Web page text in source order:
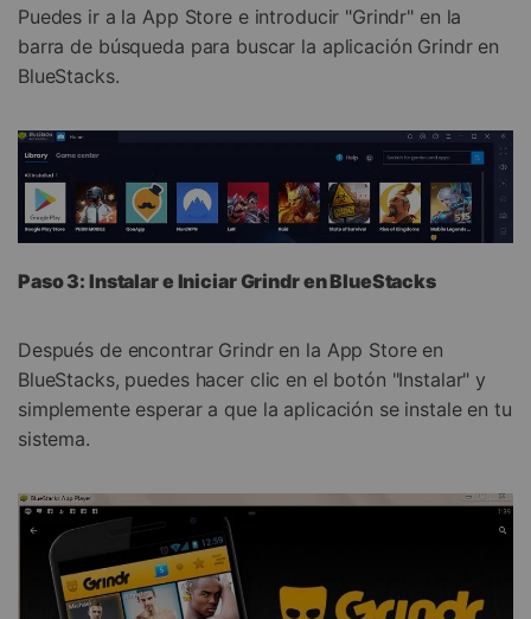
Puedes ir a la App Store e introducir "Grindr" en la
barra de búsqueda para buscar la aplicación Grindr en
BlueStacks.
Paso 3: Instalar e Iniciar Grindr en BlueStacks
Después de encontrar Grindr en la App Store en
BlueStacks, puedes hacer clic en el botón "Instalar" y
simplemente esperar a que la aplicación se instale en tu
sistema.